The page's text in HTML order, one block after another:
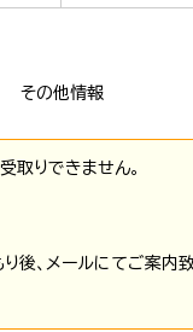
その他情報
取りできません。
、メールにてご案内致